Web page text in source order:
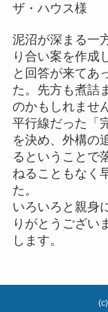
ザ・ハウス様
泥沼が深まる一
り合い案を作成
と回答が来てあ
た。先方も煮詰
のかもしれませ
平行線だった「
を決め、外構の
るということで
ねることもなく
た。
いろいろと親身
りがとうござい
します。